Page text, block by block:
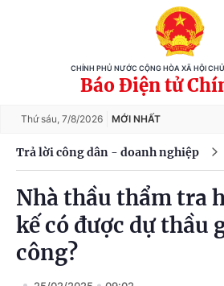
CHÍNH PHỦ NƯỚC CỘNG HÒA XÃ HỘI
Báo Điện tử
Thứ sáu, 7/8/2026 MỚI NHẤT
Trả lời công dân - doanh nghiệp
Nhà thầu thẩm tra
kế có được dự thầu
công?